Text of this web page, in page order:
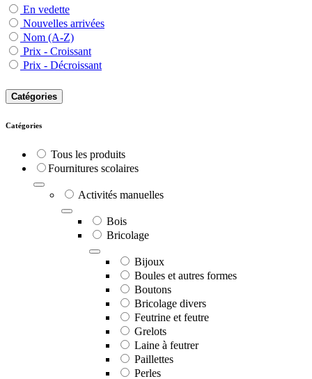
En vedette
Nouvelles arrivées
Nom (A-Z)
Prix - Croissant
Prix - Décroissant
Catégories
Catégories
Tous les produits
​Fournitures scolaires
Activités manuelles
Bois
Bricolage
Bijoux
Boules et autres formes
Boutons
Bricolage divers
Feutrine et feutre
Grelots
Laine à feutrer
Paillettes
Perles